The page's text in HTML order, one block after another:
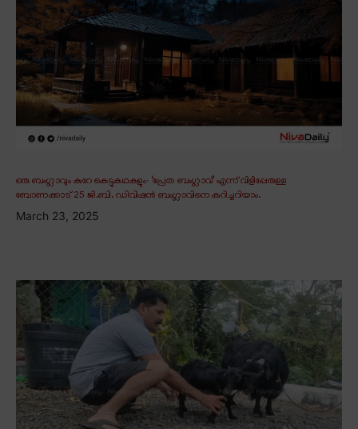
ഒരു ബംഗ്ലാവും കുറേ കെട്ടുകഥകളും∙ ‘പ്രേത ബംഗ്ലാവ്’ എന്ന് വിളിപ്പേരുള്ള
ബോണക്കാട് 25 ജി.ബി. ഡിവിഷൻ ബംഗ്ലാവിനെ കുറിച്ചറിയാം.
March 23, 2025